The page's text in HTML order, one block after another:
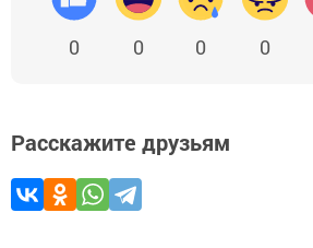
0 0 0 0
Расскажите друзьям